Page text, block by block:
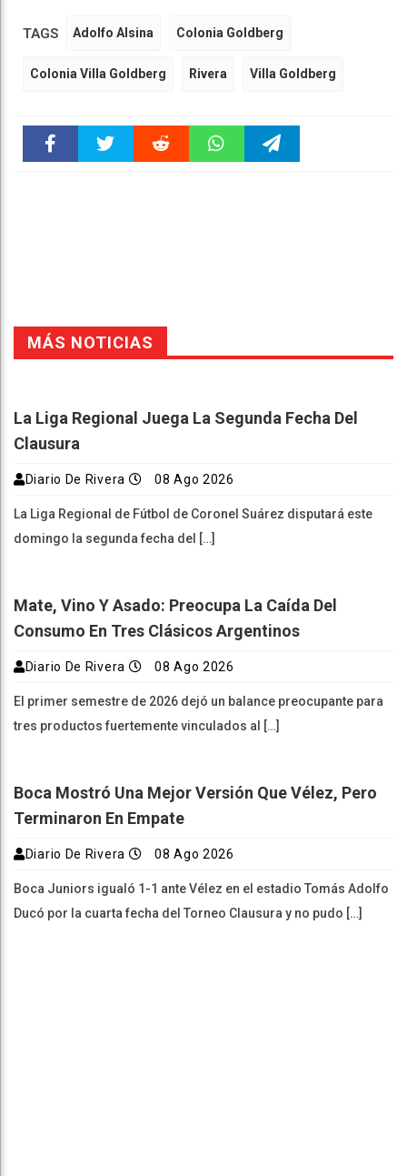
TAGS Adolfo Alsina Colonia Goldberg
Colonia Villa Goldberg Rivera Villa Goldberg
MÁS NOTICIAS
La Liga Regional Juega La Segunda Fecha Del
Clausura
Diario De Rivera 08 Ago 2026
La Liga Regional de Fútbol de Coronel Suárez disputará este
domingo la segunda fecha del […]
Mate, Vino Y Asado: Preocupa La Caída Del
Consumo En Tres Clásicos Argentinos
Diario De Rivera 08 Ago 2026
El primer semestre de 2026 dejó un balance preocupante para
tres productos fuertemente vinculados al […]
Boca Mostró Una Mejor Versión Que Vélez, Pero
Terminaron En Empate
Diario De Rivera 08 Ago 2026
Boca Juniors igualó 1-1 ante Vélez en el estadio Tomás Adolfo
Ducó por la cuarta fecha del Torneo Clausura y no pudo […]